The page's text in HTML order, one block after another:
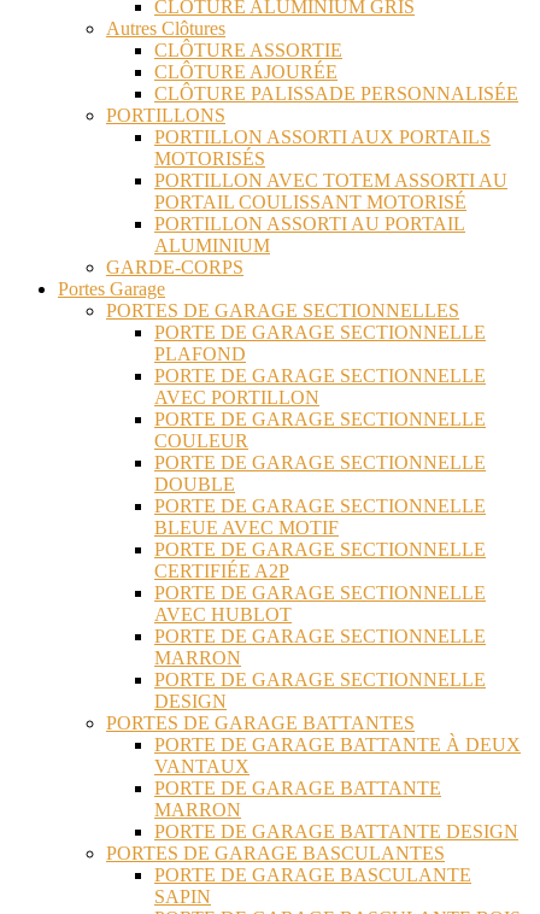
CLÔTURE ALUMINIUM GRIS
Autres Clôtures
CLÔTURE ASSORTIE
CLÔTURE AJOURÉE
CLÔTURE PALISSADE PERSONNALISÉE
PORTILLONS
PORTILLON ASSORTI AUX PORTAILS
MOTORISÉS
PORTILLON AVEC TOTEM ASSORTI AU
PORTAIL COULISSANT MOTORISÉ
PORTILLON ASSORTI AU PORTAIL
ALUMINIUM
GARDE-CORPS
Portes Garage
PORTES DE GARAGE SECTIONNELLES
PORTE DE GARAGE SECTIONNELLE
PLAFOND
PORTE DE GARAGE SECTIONNELLE
AVEC PORTILLON
PORTE DE GARAGE SECTIONNELLE
COULEUR
PORTE DE GARAGE SECTIONNELLE
DOUBLE
PORTE DE GARAGE SECTIONNELLE
BLEUE AVEC MOTIF
PORTE DE GARAGE SECTIONNELLE
CERTIFIÉE A2P
PORTE DE GARAGE SECTIONNELLE
AVEC HUBLOT
PORTE DE GARAGE SECTIONNELLE
MARRON
PORTE DE GARAGE SECTIONNELLE
DESIGN
PORTES DE GARAGE BATTANTES
PORTE DE GARAGE BATTANTE À DEUX
VANTAUX
PORTE DE GARAGE BATTANTE
MARRON
PORTE DE GARAGE BATTANTE DESIGN
PORTES DE GARAGE BASCULANTES
PORTE DE GARAGE BASCULANTE
SAPIN